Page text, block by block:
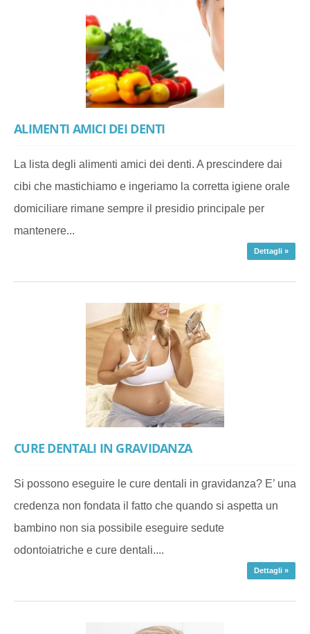
ALIMENTI AMICI DEI DENTI
La lista degli alimenti amici dei denti. A prescindere dai
cibi che mastichiamo e ingeriamo la corretta igiene orale
domiciliare rimane sempre il presidio principale per
mantenere...
Dettagli »
CURE DENTALI IN GRAVIDANZA
Si possono eseguire le cure dentali in gravidanza? E’ una
credenza non fondata il fatto che quando si aspetta un
bambino non sia possibile eseguire sedute
odontoiatriche e cure dentali....
Dettagli »